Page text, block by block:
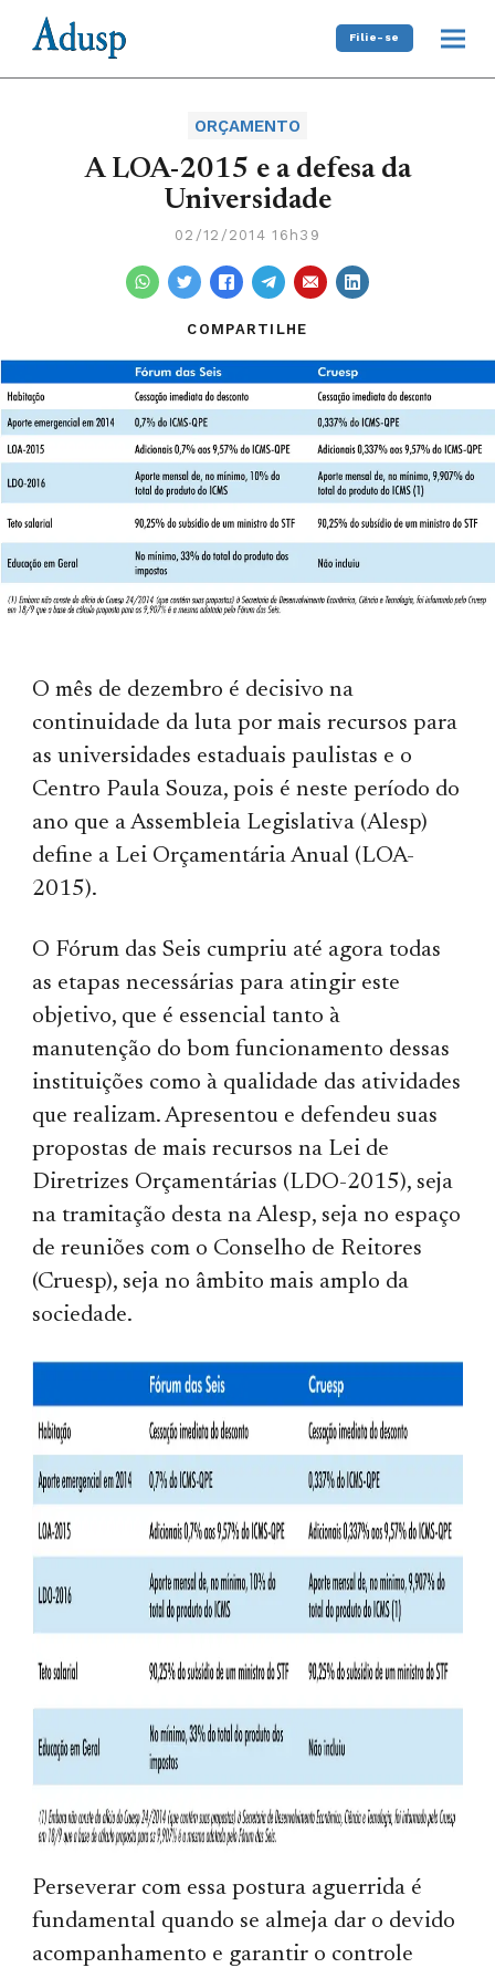
Filie-se
ORÇAMENTO
A LOA-2015 e a defesa da
Universidade
02/12/2014 16h39
COMPARTILHE
O mês de dezembro é decisivo na
continuidade da luta por mais recursos para
as universidades estaduais paulistas e o
Centro Paula Souza, pois é neste período do
ano que a Assembleia Legislativa (Alesp)
define a Lei Orçamentária Anual (LOA-
2015).
O Fórum das Seis cumpriu até agora todas
as etapas necessárias para atingir este
objetivo, que é essencial tanto à
manutenção do bom funcionamento dessas
instituições como à qualidade das atividades
que realizam. Apresentou e defendeu suas
propostas de mais recursos na Lei de
Diretrizes Orçamentárias (LDO-2015), seja
na tramitação desta na Alesp, seja no espaço
de reuniões com o Conselho de Reitores
(Cruesp), seja no âmbito mais amplo da
sociedade.
Perseverar com essa postura aguerrida é
fundamental quando se almeja dar o devido
acompanhamento e garantir o controle